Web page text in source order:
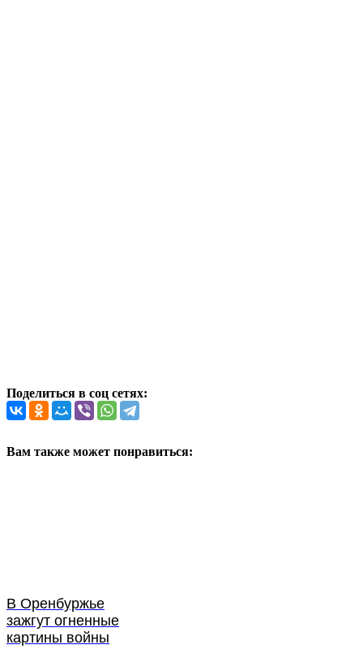
Поделиться в соц сетях:
Вам также может понравиться:
В Оренбуржье
зажгут огненные
картины войны